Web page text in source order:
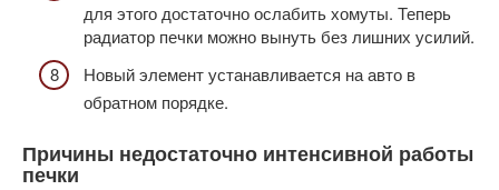
для этого достаточно ослабить хомуты. Теперь
радиатор печки можно вынуть без лишних усилий.
Новый элемент устанавливается на авто в
обратном порядке.
Причины недостаточно интенсивной работы
печки